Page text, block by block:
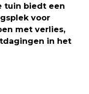
tuin biedt een
voor
met verlies,
in het